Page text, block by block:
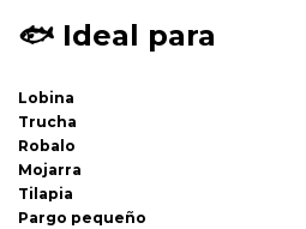
🐟 Ideal para
Lobina
Trucha
Robalo
Mojarra
Tilapia
Pargo pequeño